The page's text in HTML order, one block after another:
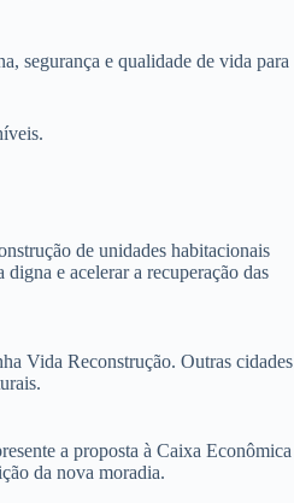
segurança e qualidade de vida para
de unidades habitacionais
e acelerar a recuperação das
Vida Reconstrução. Outras cidades
a proposta à Caixa Econômica
da nova moradia.